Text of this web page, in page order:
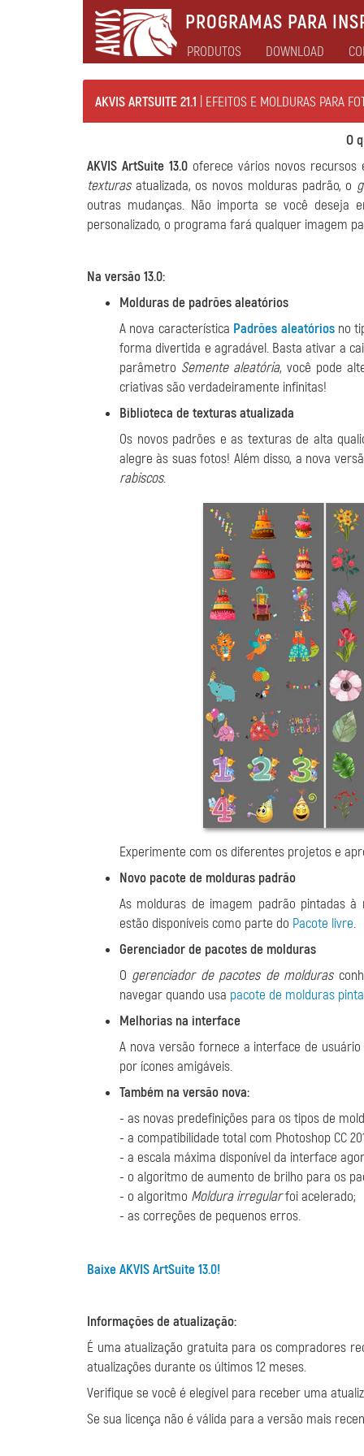
PROGRAMAS PARA
PRODUTOS DOWNLOAD
AKVIS ARTSUITE 21.1 | EFEITOS E MOLDURAS PARA
O
AKVIS ArtSuite 13.0 oferece vários novos
texturasatualizada, os novos molduras padrão, o
outras mudanças. Não importa se você
personalizado, o programa fará qualquer imagem
Na versão 13.0:
Molduras de padrões aleatórios
A nova característica Padrões aleatóriosno
forma divertida e agradável. Basta ativar a
parâmetro Semente aleatória, você pode
criativas são verdadeiramente infinitas!
Biblioteca de texturas atualizada
Os novos padrões e as texturas de alta
alegre às suas fotos! Além disso, a nova
rabiscos.
Experimente com os diferentes projetos e
Novo pacote de molduras padrão
As molduras de imagem padrão pintadas
estão disponíveis como parte do Pacote livre.
Gerenciador de pacotes de molduras
O gerenciador de pacotes de molduras
navegar quando usa pacote de molduras
Melhorias na interface
A nova versão fornece a interface de
por ícones amigáveis.
Também na versão nova:
- as novas predefinições para os tipos de
- a compatibilidade total com Photoshop CC
- a escala máxima disponível da interface
- o algoritmo de aumento de brilho para os
- o algoritmo Moldura irregularfoi acelerado;
- as correções de pequenos erros.
Baixe AKVIS ArtSuite 13.0!
Informações de atualização:
É uma atualização gratuita para os compradores
atualizações durante os últimos 12 meses.
Verifique se você é elegível para receber uma
Se sua licença não é válida para a versão mais